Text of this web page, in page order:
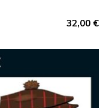
32,00 €